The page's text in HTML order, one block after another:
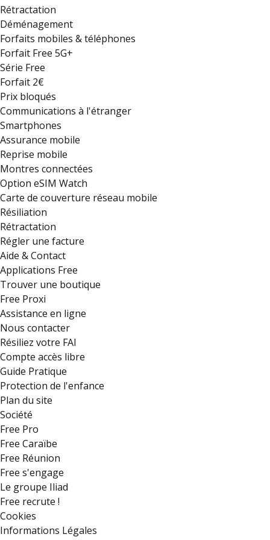
Rétractation
Déménagement
Forfaits mobiles & téléphones
Forfait Free 5G+
Série Free
Forfait 2€
Prix bloqués
Communications à l'étranger
Smartphones
Assurance mobile
Reprise mobile
Montres connectées
Option eSIM Watch
Carte de couverture réseau mobile
Résiliation
Rétractation
Régler une facture
Aide & Contact
Applications Free
Trouver une boutique
Free Proxi
Assistance en ligne
Nous contacter
Résiliez votre FAI
Compte accès libre
Guide Pratique
Protection de l'enfance
Plan du site
Société
Free Pro
Free Caraïbe
Free Réunion
Free s'engage
Le groupe Iliad
Free recrute !
Cookies
Informations Légales